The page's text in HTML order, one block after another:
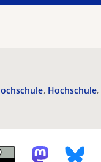
Hochschule